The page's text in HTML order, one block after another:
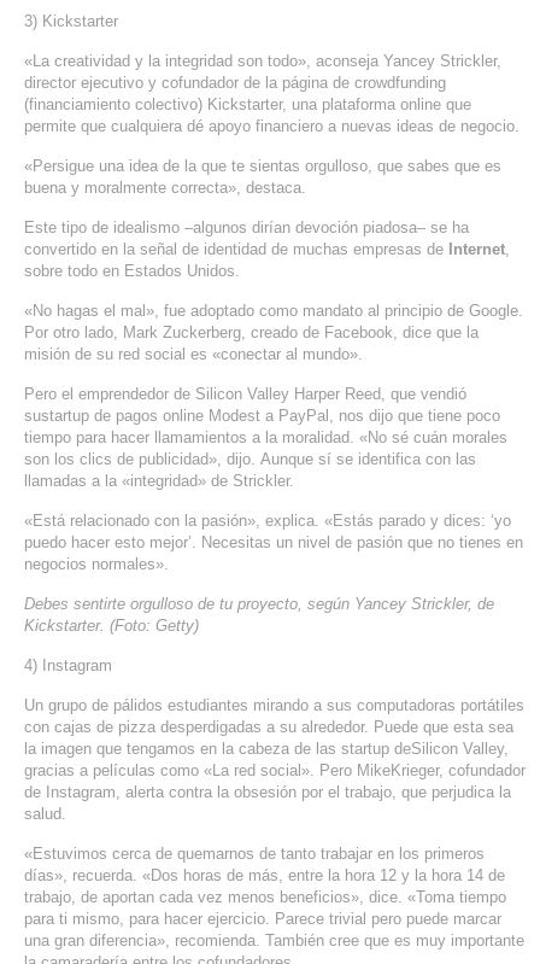
3) Kickstarter
«La creatividad y la integridad son todo», aconseja Yancey Strickler,
director ejecutivo y cofundador de la página de crowdfunding
(financiamiento colectivo) Kickstarter, una plataforma online que
permite que cualquiera dé apoyo financiero a nuevas ideas de negocio.
«Persigue una idea de la que te sientas orgulloso, que sabes que es
buena y moralmente correcta», destaca.
Este tipo de idealismo –algunos dirían devoción piadosa– se ha
convertido en la señal de identidad de muchas empresas de Internet,
sobre todo en Estados Unidos.
«No hagas el mal», fue adoptado como mandato al principio de Google.
Por otro lado, Mark Zuckerberg, creado de Facebook, dice que la
misión de su red social es «conectar al mundo».
Pero el emprendedor de Silicon Valley Harper Reed, que vendió
sustartup de pagos online Modest a PayPal , nos dijo que tiene poco
tiempo para hacer llamamientos a la moralidad. «No sé cuán morales
son los clics de publicidad», dijo. Aunque sí se identifica con las
llamadas a la «integridad» de Strickler.
«Está relacionado con la pasión», explica. «Estás parado y dices: ‘yo
puedo hacer esto mejor’. Necesitas un nivel de pasión que no tienes en
negocios normales».
Debes sentirte orgulloso de tu proyecto, según Yancey Strickler, de
Kickstarter. (Foto: Getty)
4) Instagram
Un grupo de pálidos estudiantes mirando a sus computadoras portátiles
con cajas de pizza desperdigadas a su alrededor. Puede que esta sea
la imagen que tengamos en la cabeza de las startup deSilicon Valley,
gracias a películas como «La red social». Pero MikeKrieger, cofundador
de Instagram, alerta contra la obsesión por el trabajo, que perjudica la
salud.
«Estuvimos cerca de quemarnos de tanto trabajar en los primeros
días», recuerda. «Dos horas de más, entre la hora 12 y la hora 14 de
trabajo, de aportan cada vez menos beneficios», dice. «Toma tiempo
para ti mismo, para hacer ejercicio. Parece trivial pero puede marcar
una gran diferencia», recomienda. También cree que es muy importante